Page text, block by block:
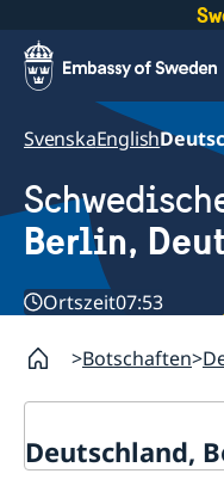
SvenskaEnglish
Berlin,
Ortszeit07:53
Botschaften
Deutschland,